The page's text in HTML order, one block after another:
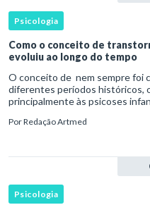
Psicologia
Como o conceito de
evoluiu ao longo do tempo
O conceito de nem sempre foi
diferentes períodos históricos,
principalmente às psicoses
transtorno do des
PorRedação Artmed
Psicologia